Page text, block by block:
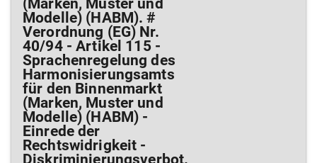
(Marken, Muster und
Modelle) (HABM). #
Verordnung (EG) Nr.
40/94 - Artikel 115 -
Sprachenregelung des
Harmonisierungsamts
für den Binnenmarkt
(Marken, Muster und
Modelle) (HABM) -
Einrede der
Rechtswidrigkeit -